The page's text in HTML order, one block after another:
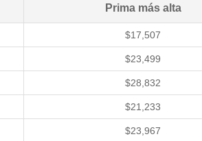
Prima más alta
$17,507
$23,499
$28,832
$21,233
$23,967